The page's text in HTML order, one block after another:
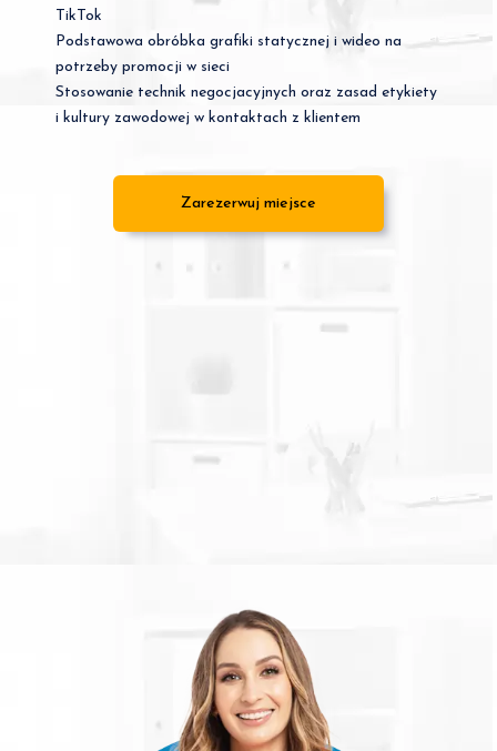
TikTok
Podstawowa obróbka grafiki statycznej i wideo na
potrzeby promocji w sieci
Stosowanie technik negocjacyjnych oraz zasad etykiety
i kultury zawodowej w kontaktach z klientem
Zarezerwuj miejsce